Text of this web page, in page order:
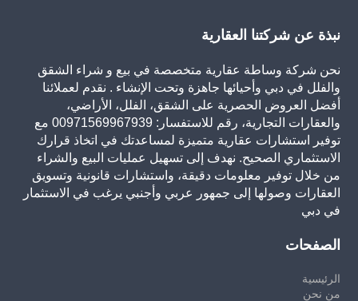
نبذة عن شركتنا العقارية
نحن شركة وساطة عقارية متخصصة في بيع و شراء الشقق
والفلل في دبي وأحيائها جاهزة وتحت الإنشاء . نقدم لعملائنا
أفضل العروض الحصرية على الشقق، الفلل، الأراضي،
والعقارات التجارية، رقم للاستفسار: 00971569967939 مع
توفير استشارات عقارية متميزة لمساعدتك في اتخاذ قرارك
الاستثماري الصحيح. نهدف إلى تسهيل عمليات البيع والشراء
من خلال توفير معلومات دقيقة، واستشارات قانونية وتسويق
العقارات وصولها إلى جمهور عربي وأجنبي يرغب في الاستثمار
في دبي
الصفحات
الرئيسية
من نحن